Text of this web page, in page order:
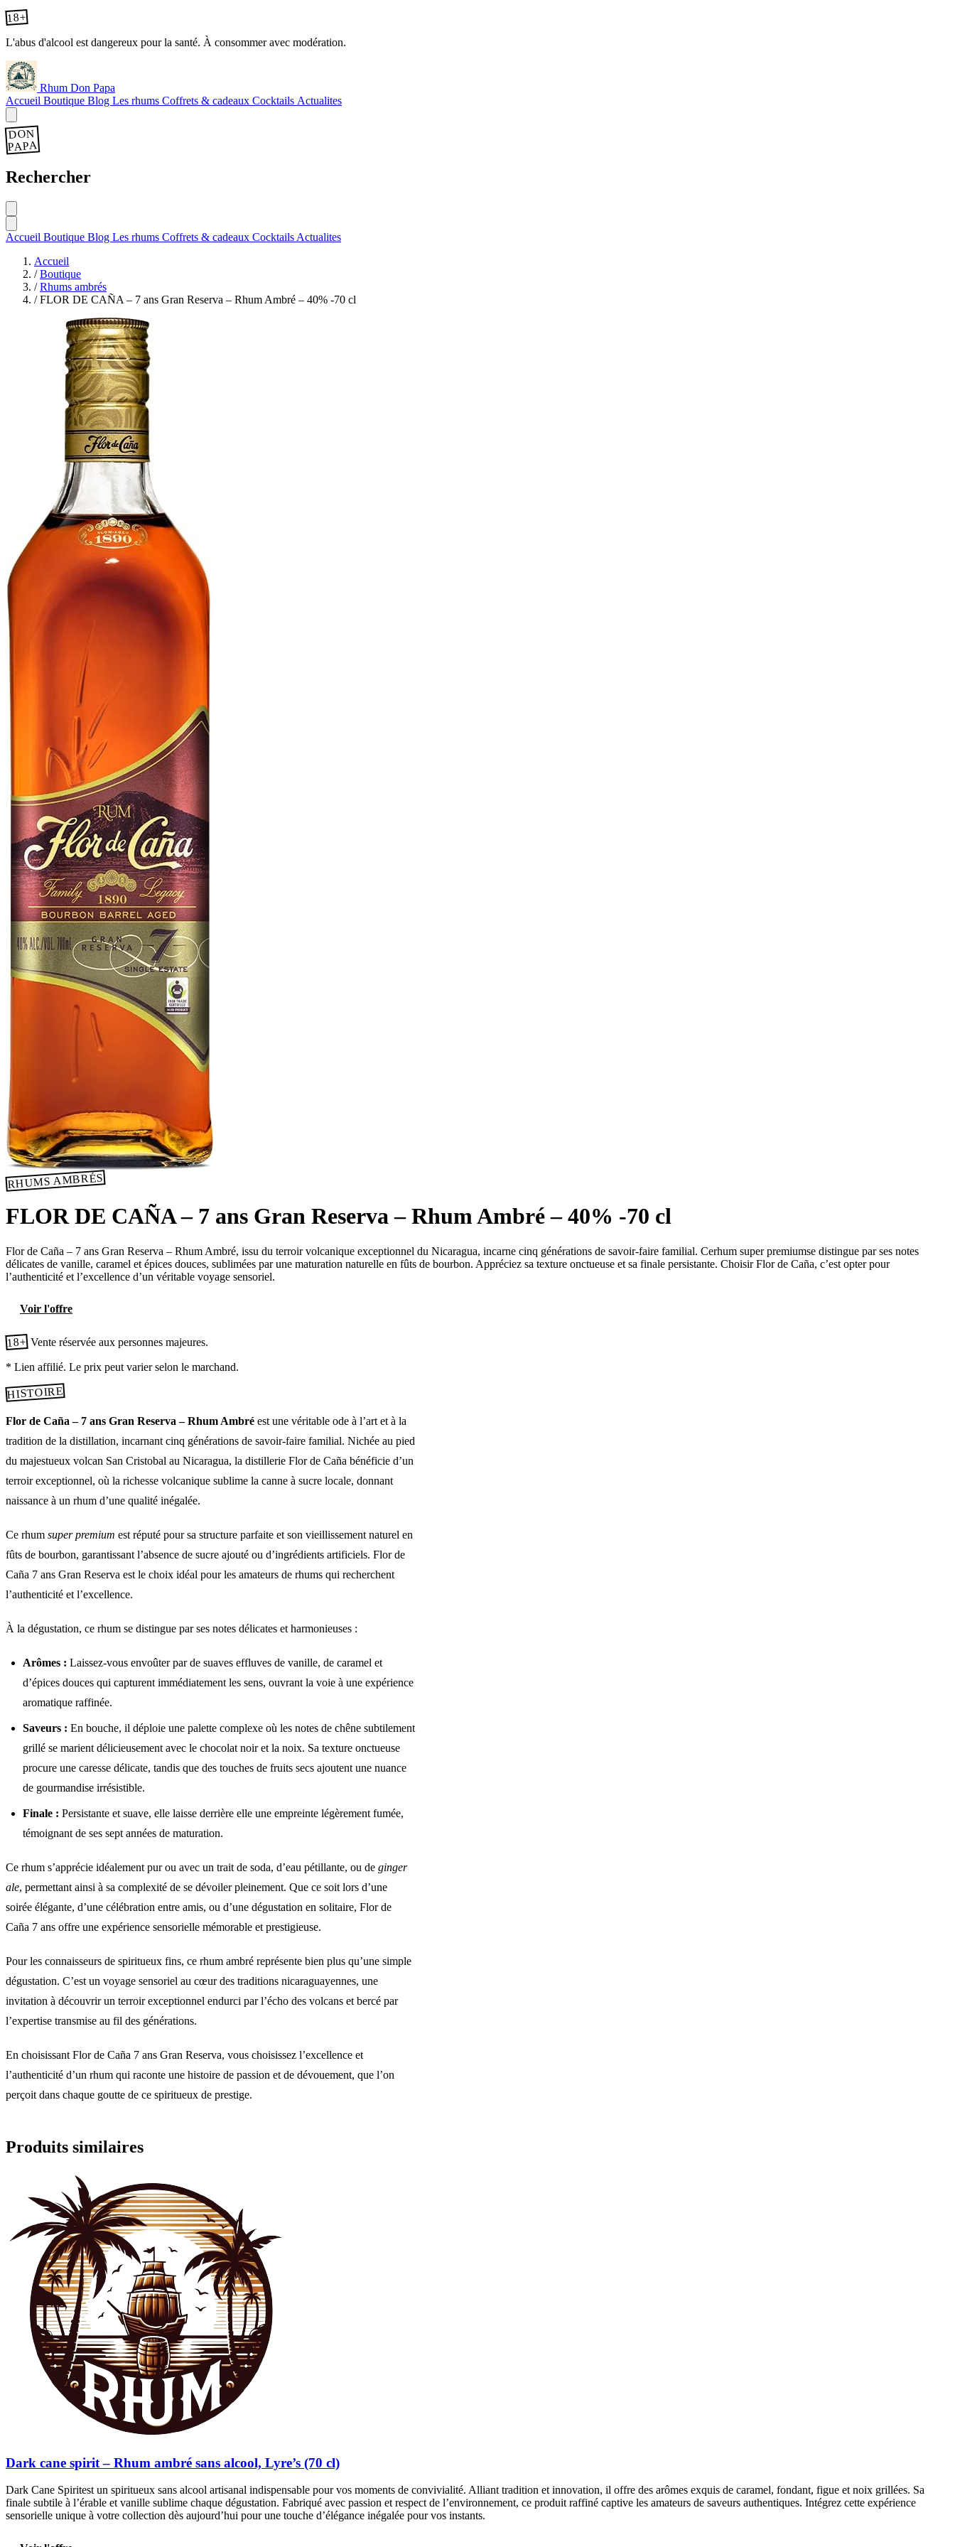
18+
L'abus d'alcool est dangereux pour la santé. À consommer avec modération.
Rhum Don Papa
Accueil Boutique Blog Les rhums Coffrets & cadeaux Cocktails Actualites
DON
PAPA
Rechercher
Accueil Boutique Blog Les rhums Coffrets & cadeaux Cocktails Actualites
Accueil
/ Boutique
/ Rhums ambrés
/ FLOR DE CAÑA – 7 ans Gran Reserva – Rhum Ambré – 40% -70 cl
RHUMS AMBRÉS
FLOR DE CAÑA – 7 ans Gran Reserva – Rhum Ambré – 40% -70 cl
Flor de Caña – 7 ans Gran Reserva – Rhum Ambré, issu du terroir volcanique exceptionnel du Nicaragua, incarne cinq générations de savoir-faire familial. Cerhum super premiumse distingue par ses notes
délicates de vanille, caramel et épices douces, sublimées par une maturation naturelle en fûts de bourbon. Appréciez sa texture onctueuse et sa finale persistante. Choisir Flor de Caña, c’est opter pour
l’authenticité et l’excellence d’un véritable voyage sensoriel.
Voir l'offre
18+ Vente réservée aux personnes majeures.
* Lien affilié. Le prix peut varier selon le marchand.
HISTOIRE
Flor de Caña – 7 ans Gran Reserva – Rhum Ambré est une véritable ode à l’art et à la
tradition de la distillation, incarnant cinq générations de savoir-faire familial. Nichée au pied
du majestueux volcan San Cristobal au Nicaragua, la distillerie Flor de Caña bénéficie d’un
terroir exceptionnel, où la richesse volcanique sublime la canne à sucre locale, donnant
naissance à un rhum d’une qualité inégalée.
Ce rhum super premium est réputé pour sa structure parfaite et son vieillissement naturel en
fûts de bourbon, garantissant l’absence de sucre ajouté ou d’ingrédients artificiels. Flor de
Caña 7 ans Gran Reserva est le choix idéal pour les amateurs de rhums qui recherchent
l’authenticité et l’excellence.
À la dégustation, ce rhum se distingue par ses notes délicates et harmonieuses :
Arômes : Laissez-vous envoûter par de suaves effluves de vanille, de caramel et
d’épices douces qui capturent immédiatement les sens, ouvrant la voie à une expérience
aromatique raffinée.
Saveurs : En bouche, il déploie une palette complexe où les notes de chêne subtilement
grillé se marient délicieusement avec le chocolat noir et la noix. Sa texture onctueuse
procure une caresse délicate, tandis que des touches de fruits secs ajoutent une nuance
de gourmandise irrésistible.
Finale : Persistante et suave, elle laisse derrière elle une empreinte légèrement fumée,
témoignant de ses sept années de maturation.
Ce rhum s’apprécie idéalement pur ou avec un trait de soda, d’eau pétillante, ou de ginger
ale, permettant ainsi à sa complexité de se dévoiler pleinement. Que ce soit lors d’une
soirée élégante, d’une célébration entre amis, ou d’une dégustation en solitaire, Flor de
Caña 7 ans offre une expérience sensorielle mémorable et prestigieuse.
Pour les connaisseurs de spiritueux fins, ce rhum ambré représente bien plus qu’une simple
dégustation. C’est un voyage sensoriel au cœur des traditions nicaraguayennes, une
invitation à découvrir un terroir exceptionnel endurci par l’écho des volcans et bercé par
l’expertise transmise au fil des générations.
En choisissant Flor de Caña 7 ans Gran Reserva, vous choisissez l’excellence et
l’authenticité d’un rhum qui raconte une histoire de passion et de dévouement, que l’on
perçoit dans chaque goutte de ce spiritueux de prestige.
Produits similaires
Dark cane spirit – Rhum ambré sans alcool, Lyre’s (70 cl)
Dark Cane Spiritest un spiritueux sans alcool artisanal indispensable pour vos moments de convivialité. Alliant tradition et innovation, il offre des arômes exquis de caramel, fondant, figue et noix grillées. Sa
finale subtile à l’érable et vanille sublime chaque dégustation. Fabriqué avec passion et respect de l’environnement, ce produit raffiné captive les amateurs de saveurs authentiques. Intégrez cette expérience
sensorielle unique à votre collection dès aujourd’hui pour une touche d’élégance inégalée pour vos instants.